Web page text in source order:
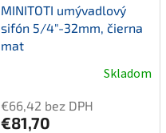
MINITOTI umývadlový
sifón 5/4"-32mm, čierna
mat
Skladom
€66,42 bez DPH
€81,70